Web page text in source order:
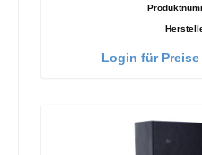
Login für